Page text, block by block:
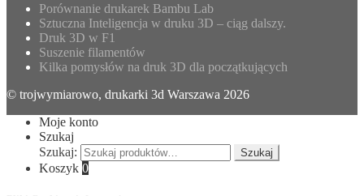
Porównanie drukarek Bambu Lab
Sztuczna Inteligencja w druku 3D – ciąg dalszy.
Druk 3D w F1
Suszenie filamentów
Kilka pomysłów na druk 3D dla początkujących
© trojwymiarowo, drukarki 3d Warszawa 2026
Moje konto
Szukaj
Szukaj:
Szukaj
Koszyk 0